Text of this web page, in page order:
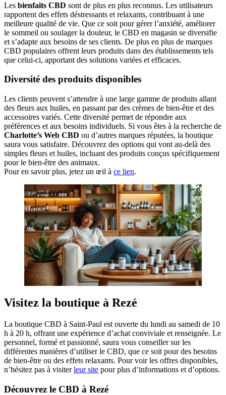
Les bienfaits CBD sont de plus en plus reconnus. Les utilisateurs
rapportent des effets déstressants et relaxants, contribuant à une
meilleure qualité de vie. Que ce soit pour gérer l’anxiété, améliorer
le sommeil ou soulager la douleur, le CBD en magasin se diversifie
et s’adapte aux besoins de ses clients. De plus en plus de marques
CBD populaires offrent leurs produits dans des établissements tels
que celui-ci, apportant des solutions variées et efficaces.
Diversité des produits disponibles
Les clients peuvent s’attendre à une large gamme de produits allant
des fleurs aux huiles, en passant par des crèmes de bien-être et des
accessoires variés. Cette diversité permet de répondre aux
préférences et aux besoins individuels. Si vous êtes à la recherche de
Charlotte’s Web CBD ou d’autres marques réputées, la boutique
saura vous satisfaire. Découvrez des options qui vont au-delà des
simples fleurs et huiles, incluant des produits conçus spécifiquement
pour le bien-être des animaux.
Pour en savoir plus, jetez un œil à ce lien.
Visitez la boutique à Rezé
La boutique CBD à Saint-Paul est ouverte du lundi au samedi de 10
h à 20 h, offrant une expérience d’achat conviviale et renseignée. Le
personnel, formé et passionné, saura vous conseiller sur les
différentes manières d’utiliser le CBD, que ce soit pour des besoins
de bien-être ou des effets relaxants. Pour voir les offres disponibles,
n’hésitez pas à visiterleur site pour plus d’informations et d’options.
Découvrez le CBD à Rezé